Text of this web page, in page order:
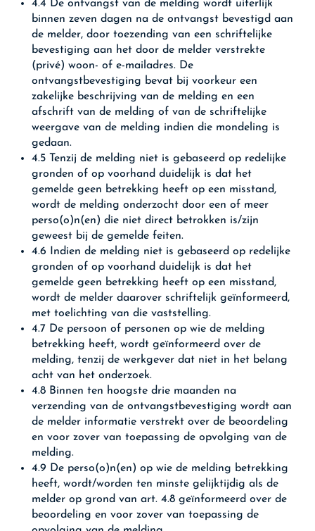
4.4 De ontvangst van de melding wordt uiterlijk
binnen zeven dagen na de ontvangst bevestigd aan
de melder, door toezending van een schriftelijke
bevestiging aan het door de melder verstrekte
(privé) woon- of e-mailadres. De
ontvangstbevestiging bevat bij voorkeur een
zakelijke beschrijving van de melding en een
afschrift van de melding of van de schriftelijke
weergave van de melding indien die mondeling is
gedaan.
4.5 Tenzij de melding niet is gebaseerd op redelijke
gronden of op voorhand duidelijk is dat het
gemelde geen betrekking heeft op een misstand,
wordt de melding onderzocht door een of meer
perso(o)n(en) die niet direct betrokken is/zijn
geweest bij de gemelde feiten.
4.6 Indien de melding niet is gebaseerd op redelijke
gronden of op voorhand duidelijk is dat het
gemelde geen betrekking heeft op een misstand,
wordt de melder daarover schriftelijk geïnformeerd,
met toelichting van die vaststelling.
4.7 De persoon of personen op wie de melding
betrekking heeft, wordt geïnformeerd over de
melding, tenzij de werkgever dat niet in het belang
acht van het onderzoek.
4.8 Binnen ten hoogste drie maanden na
verzending van de ontvangstbevestiging wordt aan
de melder informatie verstrekt over de beoordeling
en voor zover van toepassing de opvolging van de
melding.
4.9 De perso(o)n(en) op wie de melding betrekking
heeft, wordt/worden ten minste gelijktijdig als de
melder op grond van art. 4.8 geïnformeerd over de
beoordeling en voor zover van toepassing de